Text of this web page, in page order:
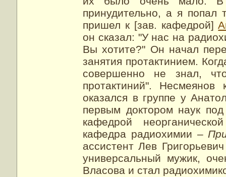
принудительно, а я попал
пришел к [зав. кафедрой]
он сказал: "У нас на
Вы хотите?" Он начал
занятия протактинием.
совершенно не знал,
протактиний".
оказался в группе у
первым доктором наук
кафедрой
кафедра радиохимии –
ассистент Лев
универсальный мужик,
Власова и стал